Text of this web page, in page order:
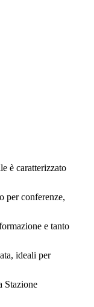
è caratterizzato
per conferenze,
e tanto
ideali per
Stazione